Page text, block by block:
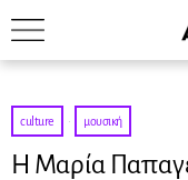
culture · μουσική
H Μαρία